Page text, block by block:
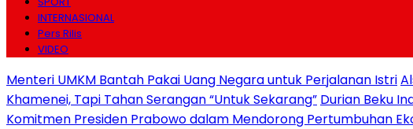
INTERNASIONAL
Pers Rilis
VIDEO
Menteri UMKM Bantah Pakai Uang Negara untuk Perjalanan Istri
Khamenei, Tapi Tahan Serangan “Untuk Sekarang” Durian Beku
Komitmen Presiden Prabowo dalam Mendorong Pertumbuhan